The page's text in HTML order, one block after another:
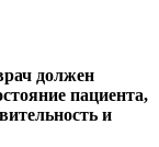
должен
пациента,
и